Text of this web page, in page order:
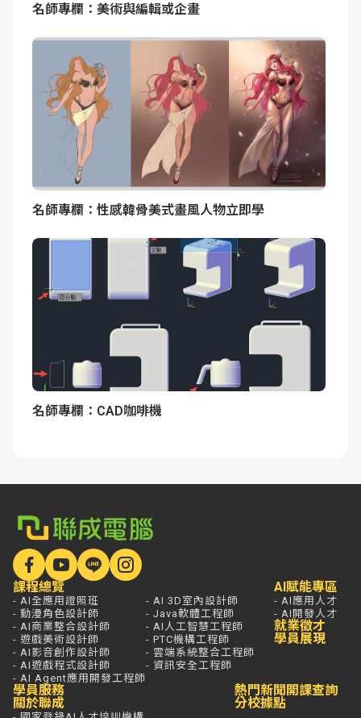
名師專欄：美術與編輯或企畫
名師專欄：性感韓骨美式畫風人物立即學
名師專欄：CAD咖啡機
課程總覽
- AI全應用證照班
- 動漫角色設計師
- AI商業整合設計師
- 遊戲美術設計師
- AI影音創作設計師
- AI遊戲程式設計師
- AI Agent應用開發工程師
- AI 3D室內設計師
- Java軟體工程師
- AI人工智慧工程師
- PTC機構工程師
- 雲端系統整合工程師
- 資訊安全工程師
AI賦能專區
- AI應用人才
- AI開發人才
就業徵才
學員展現
學員服務
關於聯成
熱門新聞
分校據點
開課查詢